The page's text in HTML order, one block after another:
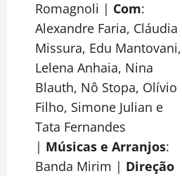
Romagnoli | Com:
Alexandre Faria, Cláudia
Missura, Edu Mantovani,
Lelena Anhaia, Nina
Blauth, Nô Stopa, Olívio
Filho, Simone Julian e
Tata Fernandes
| Músicas e Arranjos:
Banda Mirim | Direção